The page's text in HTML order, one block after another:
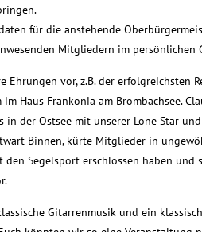
für die anstehende
Mitgliedern im persönlichen
Ehrungen vor, z.B. der erfolgreichsten
Haus Frankonia am Brombachsee.
in der Ostsee mit unserer Lone Star
Binnen, kürte Mitglieder in
den Segelsport erschlossen haben
Gitarrenmusik und ein